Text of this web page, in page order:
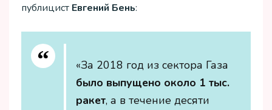
публицист Евгений Бень:
«За 2018 год из сектора Газа
было выпущено около 1 тыс.
ракет, а в течение десяти